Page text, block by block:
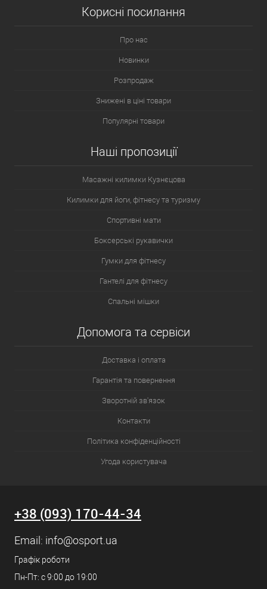
Корисні посилання
Про нас
Новинки
Розпродаж
Знижені в ціні товари
Популярні товари
Наші пропозиції
Масажні килимки Кузнєцова
Килимки для йоги, фітнесу та туризму
Спортивні мати
Боксерські рукавички
Гумки для фітнесу
Гантелі для фітнесу
Спальні мішки
Допомога та сервіси
Доставка і оплата
Гарантія та повернення
Зворотній зв'язок
Контакти
Політика конфіденційності
Угода користувача
+38 (093) 170-44-34
Email: info@osport.ua
Графік роботи
Пн-Пт: с 9:00 до 19:00